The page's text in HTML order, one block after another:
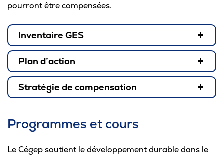
pourront être compensées.
Inventaire GES
Plan d’action
Stratégie de compensation
Programmes et cours
Le Cégep soutient le développement durable dans le